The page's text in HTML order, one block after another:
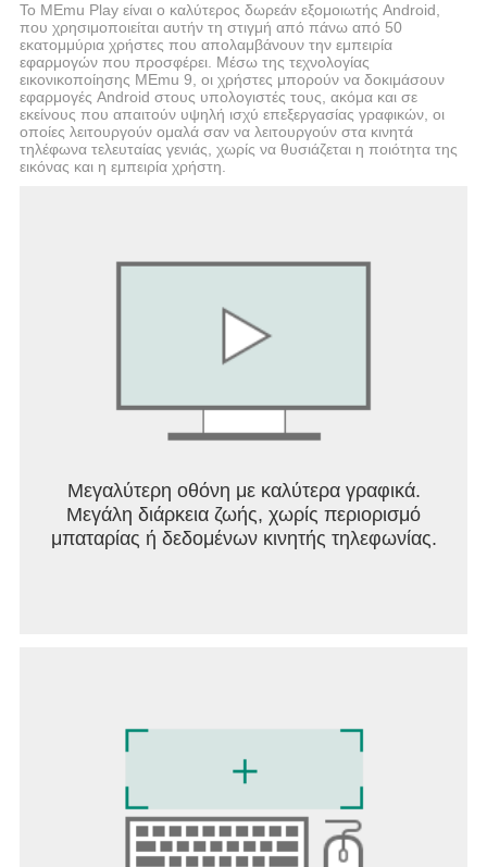
‣ Drum & Bass
‣ Hip-Hop
‣ Electro
‣ Future Bass
Drum Pad Machine is a handy, creating music
mixer app for playing in real time, as well as for
creating and playing loops. Create tracks 24/7 as a
- try loops creation with a sequencer;
- change tempo and create sounds via beatbox
to master your beatmaker skills in music
Drum Pad Machine is a real piece of music
production and a very entertaining drum game!
Make sick beats and create music in a matter of
Το MEmu Play είναι ο καλύτερος δωρεάν εξομοιωτής Android,
που χρησιμοποιείται αυτήν τη στιγμή από πάνω από 50
εκατομμύρια χρήστες που απολαμβάνουν την εμπειρία
εφαρμογών που προσφέρει. Μέσω της τεχνολογίας
εικονικοποίησης MEmu 9, οι χρήστες μπορούν να δοκιμάσουν
εφαρμογές Android στους υπολογιστές τους, ακόμα και σε
εκείνους που απαιτούν υψηλή ισχύ επεξεργασίας γραφικών, οι
οποίες λειτουργούν ομαλά σαν να λειτουργούν στα κινητά
τηλέφωνα τελευταίας γενιάς, χωρίς να θυσιάζεται η ποιότητα της
εικόνας και η εμπειρία χρήστη.
Μεγαλύτερη οθόνη με καλύτερα γραφικά.
Μεγάλη διάρκεια ζωής, χωρίς περιορισμό
μπαταρίας ή δεδομένων κινητής τηλεφωνίας.